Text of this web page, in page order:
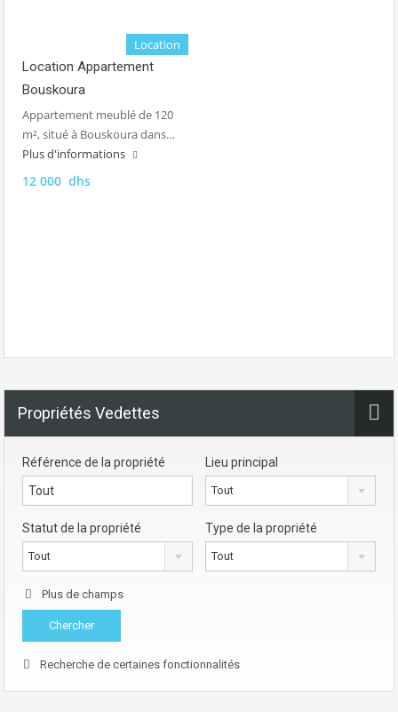
Location
Location Appartement
Bouskoura
Appartement meublé de 120
m², situé à Bouskoura dans…
Plus d'informations
12 000 dhs
Propriétés Vedettes
Référence de la propriété Lieu principal
Tout
Statut de la propriété
Tout
Type de la propriété
Tout
Plus de champs
Recherche de certaines fonctionnalités